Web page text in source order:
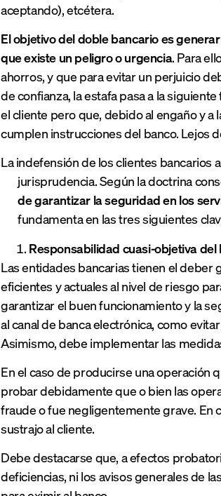
aceptando), etcétera.
El objetivo del doble bancario es
que existe un peligro o urgencia. Para
ahorros, y que para evitar un perjuicio
de confianza, la estafa pasa a la
el cliente pero que, debido al engaño y
cumplen instrucciones del banco. Lejos
La indefensión de los clientes bancarios
jurisprudencia. Según la doctrina
de garantizar la seguridad en los
fundamenta en las tres siguientes
Responsabilidad cuasi-objetiva del
Las entidades bancarias tienen el
eficientes y actuales al nivel de riesgo
garantizar el buen funcionamiento y la
al canal de banca electrónica, como
Asimismo, debe implementar las
En el caso de producirse una operación
probar debidamente que o bien las
fraude o fue negligentemente grave. En
sustrajo al cliente.
Debe destacarse que, a efectos
deficiencias, ni los avisos generales de